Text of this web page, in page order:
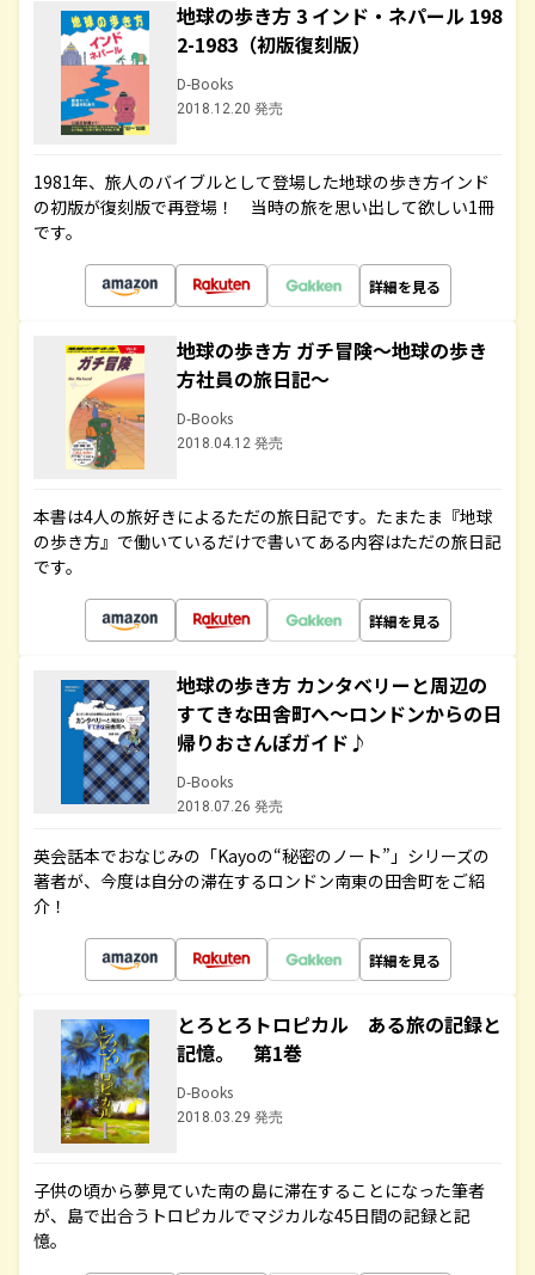
地球の歩き方 3 インド・ネパール 198
2-1983（初版復刻版）
D-Books
2018.12.20 発売
1981年、旅人のバイブルとして登場した地球の歩き方インド
の初版が復刻版で再登場！ 当時の旅を思い出して欲しい1冊
です。
詳細を見る
地球の歩き方 ガチ冒険～地球の歩き
方社員の旅日記～
D-Books
2018.04.12 発売
本書は4人の旅好きによるただの旅日記です。たまたま『地球
の歩き方』で働いているだけで書いてある内容はただの旅日記
です。
詳細を見る
地球の歩き方 カンタベリーと周辺の
すてきな田舎町へ～ロンドンからの日
帰りおさんぽガイド♪
D-Books
2018.07.26 発売
英会話本でおなじみの「Kayoの“秘密のノート”」シリーズの
著者が、今度は自分の滞在するロンドン南東の田舎町をご紹
介！
詳細を見る
とろとろトロピカル ある旅の記録と
記憶。 第1巻
D-Books
2018.03.29 発売
子供の頃から夢見ていた南の島に滞在することになった筆者
が、島で出合うトロピカルでマジカルな45日間の記録と記
憶。